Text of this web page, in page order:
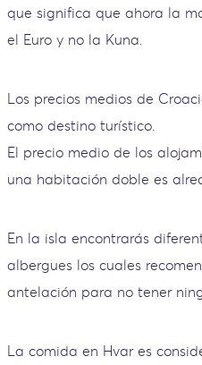
que significa que ahora la
el Euro y no la Kuna.
Los precios medios de
como destino turístico.
El precio medio de los
una habitación doble es
En la isla encontrarás
albergues los cuales
antelación para no tener
La comida en Hvar es